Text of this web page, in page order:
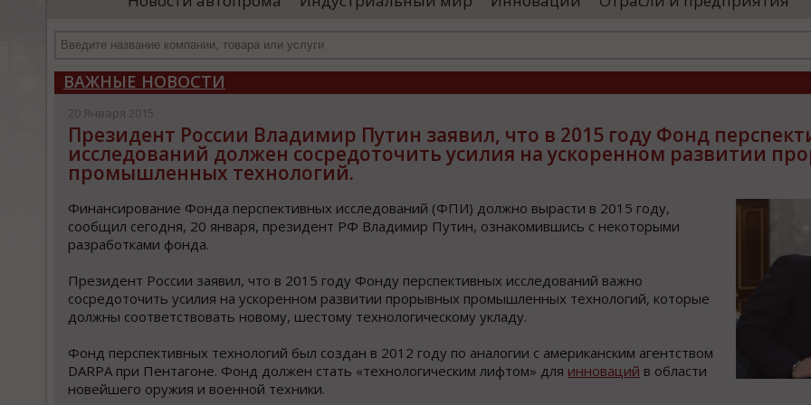
департамента продаж и контрактации
иностранными удостоверяющими центрами.
проводятся
ВАЖНЫЕ НОВОСТИ
20 Января 2015
Президент России Владимир Путин заявил, что в 2015 году Фонд
исследований должен сосредоточить усилия на ускоренном развитии
промышленных технологий.
Финансирование Фонда перспективных исследований (ФПИ) должно вырасти в 2015 году,
сообщил сегодня, 20 января, президент РФ Владимир Путин, ознакомившись с некоторыми
разработками фонда.
Президент России заявил, что в 2015 году Фонду перспективных исследований важно
сосредоточить усилия на ускоренном развитии прорывных промышленных технологий, которые
должны соответствовать новому, шестому технологическому укладу.
Фонд перспективных технологий был создан в 2012 году по аналогии с американским агентством
DARPA при Пентагоне. Фонд должен стать «технологическим лифтом» для инноваций в области
новейшего оружия и военной техники.